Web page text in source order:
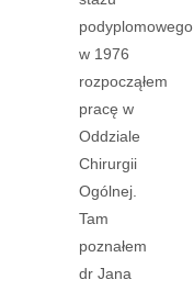
podyplomowego
w 1976
rozpocząłem
pracę w
Oddziale
Chirurgii
Ogólnej.
Tam
poznałem
dr Jana